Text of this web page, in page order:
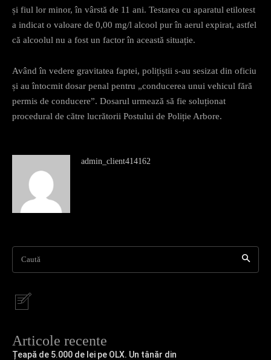
și fiul lor minor, în vârstă de 11 ani. Testarea cu aparatul etilotest
a indicat o valoare de 0,00 mg/l alcool pur în aerul expirat, astfel
că alcoolul nu a fost un factor în această situație.
Având în vedere gravitatea faptei, polițiștii s-au sesizat din oficiu
și au întocmit dosar penal pentru „conducerea unui vehicul fără
permis de conducere”. Dosarul urmează să fie soluționat
procedural de către lucrătorii Postului de Poliție Arbore.
admin_client414162
Caută
Articole recente
Țeapă de 5.000 de lei pe OLX. Un tânăr din